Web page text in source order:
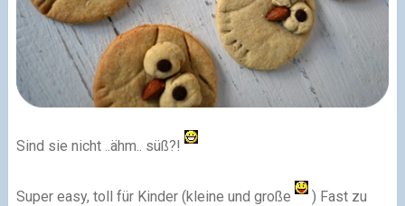
Sind sie nicht ..ähm.. süß?!
Super easy, toll für Kinder (kleine und große
) Fast zu